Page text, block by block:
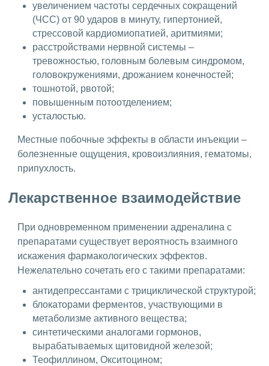
увеличением частоты сердечных сокращений
(ЧСС) от 90 ударов в минуту, гипертонией,
стрессовой кардиомиопатией, аритмиями;
расстройствами нервной системы –
тревожностью, головным болевым синдромом,
головокружениями, дрожанием конечностей;
тошнотой, рвотой;
повышенным потоотделением;
усталостью.
Местные побочные эффекты в области инъекции –
болезненные ощущения, кровоизлияния, гематомы,
припухлость.
Лекарственное взаимодействие
При одновременном применении адреналина с
препаратами существует вероятность взаимного
искажения фармакологических эффектов.
Нежелательно сочетать его с такими препаратами:
антидепрессантами с трициклической структурой;
блокаторами ферментов, участвующими в
метаболизме активного вещества;
синтетическими аналогами гормонов,
вырабатываемых щитовидной железой;
Теофиллином, Окситоцином;